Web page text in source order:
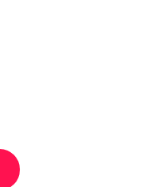
quantity